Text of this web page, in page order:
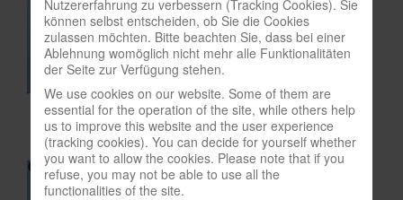
In eigener Sache-On our own behalf
Archivierte Meldungen-News archive
Nutzererfahrung zu verbessern (Tracking Cookies). Sie
können selbst entscheiden, ob Sie die Cookies
zulassen möchten. Bitte beachten Sie, dass bei einer
Ablehnung womöglich nicht mehr alle Funktionalitäten
der Seite zur Verfügung stehen.
We use cookies on our website. Some of them are
essential for the operation of the site, while others help
us to improve this website and the user experience
(tracking cookies). You can decide for yourself whether
you want to allow the cookies. Please note that if you
refuse, you may not be able to use all the
functionalities of the site.